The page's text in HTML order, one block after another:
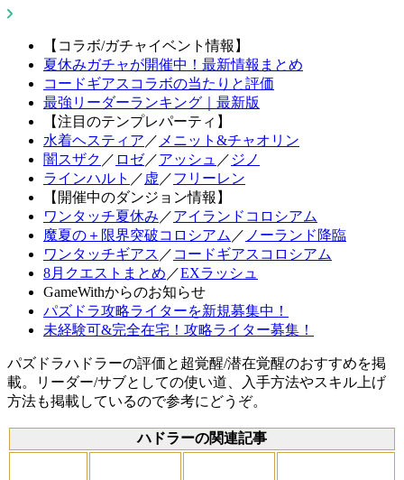
【コラボ/ガチャイベント情報】
夏休みガチャが開催中！最新情報まとめ
コードギアスコラボの当たりと評価
最強リーダーランキング｜最新版
【注目のテンプレパーティ】
水着ヘスティア ／ メニット&チャオリン
闇スザク ／ ロゼ／アッシュ ／ ジノ
ラインハルト ／ 虚 ／フリーレン
【開催中のダンジョン情報】
ワンタッチ夏休み ／アイランドコロシアム
魔夏の＋限界突破コロシアム ／ ノーランド降臨
ワンタッチギアス ／ コードギアスコロシアム
8月クエストまとめ ／EXラッシュ
GameWithからのお知らせ
パズドラ攻略ライターを新規募集中！
未経験可&完全在宅！攻略ライター募集！
パズドラハドラーの評価と超覚醒/潜在覚醒のおすすめを掲
載。リーダー/サブとしての使い道、入手方法やスキル上げ
方法も掲載しているので参考にどうぞ。
ハドラーの関連記事